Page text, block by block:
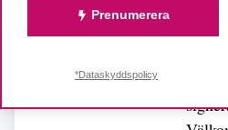
har
I
Prenumerera
*Dataskyddspolicy